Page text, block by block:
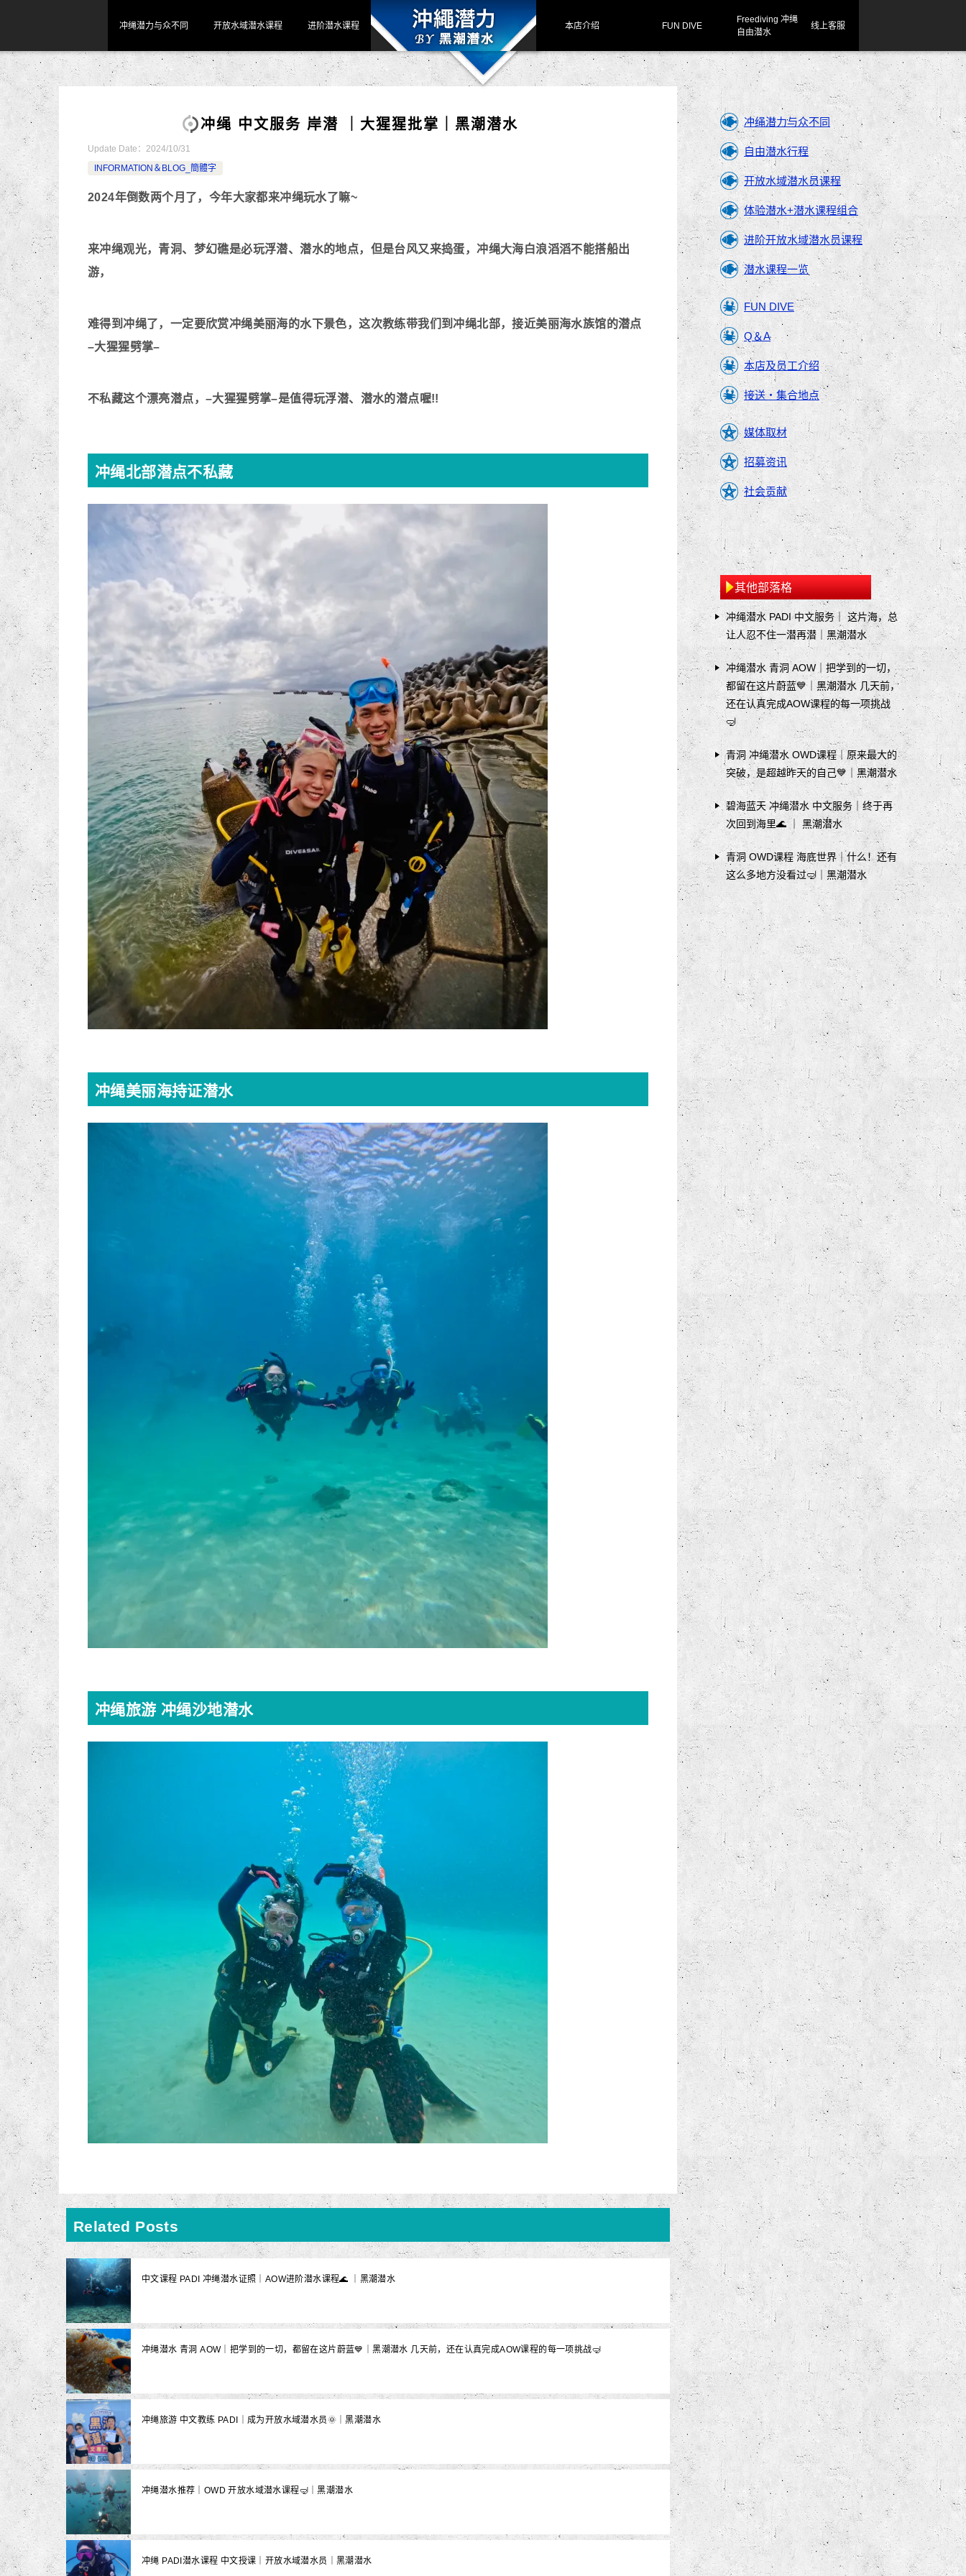
冲绳潜力与众不同 开放水域潜水课程 进阶潜水课程 本店介绍 FUN DIVE
Freediving 冲绳
自由潜水
线上客服
冲绳 中文服务 岸潜 ｜大猩猩批掌｜黑潮潜水
Update Date： 2024/10/31
INFORMATION＆BLOG_簡體字
2024年倒数两个月了，今年大家都来冲绳玩水了嘛~
来冲绳观光，青洞、梦幻礁是必玩浮潜、潜水的地点，但是台风又来捣蛋，冲绳大海白浪滔滔不能搭船出
游，
难得到冲绳了，一定要欣赏冲绳美丽海的水下景色，这次教练带我们到冲绳北部，接近美丽海水族馆的潜点
–大猩猩劈掌–
不私藏这个漂亮潜点，–大猩猩劈掌–是值得玩浮潜、潜水的潜点喔!!
冲绳北部潜点不私藏
冲绳美丽海持证潜水
冲绳旅游 冲绳沙地潜水
Related Posts
中文课程 PADI 冲绳潜水证照｜AOW进阶潜水课程🌊 ｜黑潮潜水
冲绳潜水 青洞 AOW｜把学到的一切，都留在这片蔚蓝💙｜黑潮潜水 几天前，还在认真完成AOW课程的每一项挑战🤿
冲绳旅游 中文教练 PADI｜成为开放水域潜水员🌞｜黑潮潜水
冲绳潜水推荐｜OWD 开放水域潜水课程🤿｜黑潮潜水
冲绳 PADI潜水课程 中文授课｜开放水域潜水员｜黑潮潜水
冲绳潜力与众不同
自由潜水行程
开放水域潜水员课程
体验潜水+潜水课程组合
进阶开放水域潜水员课程
潜水课程一览
FUN DIVE
Q＆A
本店及员工介绍
接送・集合地点
媒体取材
招募资讯
社会贡献
其他部落格
冲绳潜水 PADI 中文服务｜ 这片海，总
让人忍不住一潜再潜｜黑潮潜水
冲绳潜水 青洞 AOW｜把学到的一切，
都留在这片蔚蓝💙｜黑潮潜水 几天前，
还在认真完成AOW课程的每一项挑战
🤿
青洞 冲绳潜水 OWD课程｜原来最大的
突破，是超越昨天的自己💙｜黑潮潜水
碧海蓝天 冲绳潜水 中文服务｜终于再
次回到海里🌊 ｜ 黑潮潜水
青洞 OWD课程 海底世界｜什么！还有
这么多地方没看过🤿｜黑潮潜水